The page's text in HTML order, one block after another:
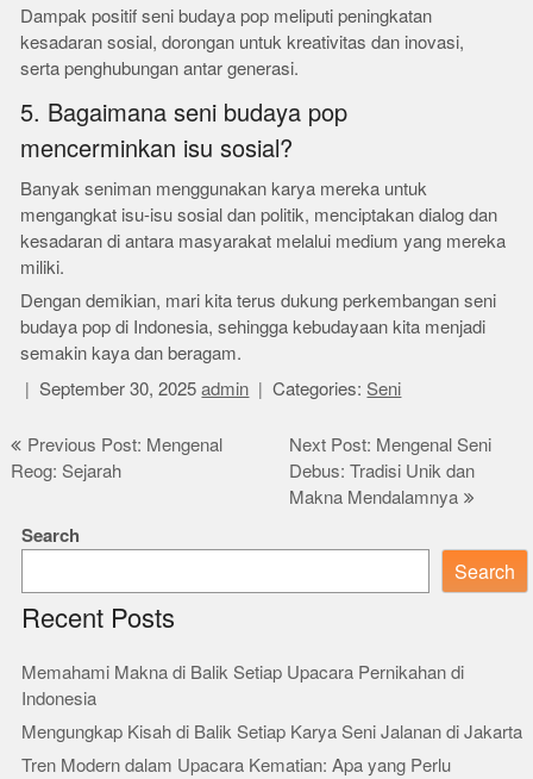
Dampak positif seni budaya pop meliputi peningkatan
kesadaran sosial, dorongan untuk kreativitas dan inovasi,
serta penghubungan antar generasi.
5. Bagaimana seni budaya pop
mencerminkan isu sosial?
Banyak seniman menggunakan karya mereka untuk
mengangkat isu-isu sosial dan politik, menciptakan dialog dan
kesadaran di antara masyarakat melalui medium yang mereka
miliki.
Dengan demikian, mari kita terus dukung perkembangan seni
budaya pop di Indonesia, sehingga kebudayaan kita menjadi
semakin kaya dan beragam.
September 30, 2025 admin Categories:Seni
Post
navigation
Previous Post: Mengenal
Reog: Sejarah
Next Post: Mengenal Seni
Debus: Tradisi Unik dan
Makna Mendalamnya
Search
Search
Recent Posts
Memahami Makna di Balik Setiap Upacara Pernikahan di
Indonesia
Mengungkap Kisah di Balik Setiap Karya Seni Jalanan di Jakarta
Tren Modern dalam Upacara Kematian: Apa yang Perlu